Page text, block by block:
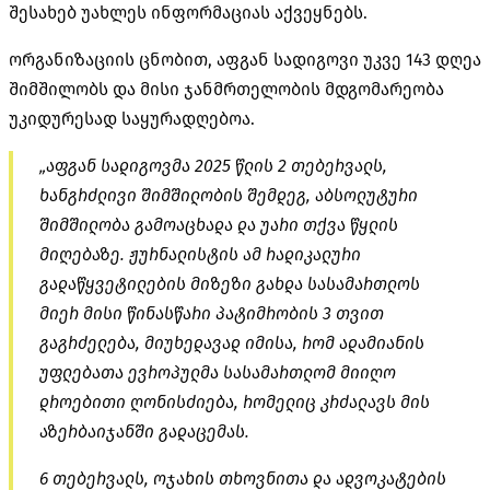
შესახებ უახლეს ინფორმაციას აქვეყნებს.
ორგანიზაციის ცნობით, აფგან სადიგოვი უკვე 143 დღეა
შიმშილობს და მისი ჯანმრთელობის მდგომარეობა
უკიდურესად საყურადღებოა.
„აფგან სადიგოვმა 2025 წლის 2 თებერვალს,
ხანგრძლივი შიმშილობის შემდეგ, აბსოლუტური
შიმშილობა გამოაცხადა და უარი თქვა წყლის
მიღებაზე. ჟურნალისტის ამ რადიკალური
გადაწყვეტილების მიზეზი გახდა სასამართლოს
მიერ მისი წინასწარი პატიმრობის 3 თვით
გაგრძელება, მიუხედავად იმისა, რომ ადამიანის
უფლებათა ევროპულმა სასამართლომ მიიღო
დროებითი ღონისძიება, რომელიც კრძალავს მის
აზერბაიჯანში გადაცემას.
6 თებერვალს, ოჯახის თხოვნითა და ადვოკატების